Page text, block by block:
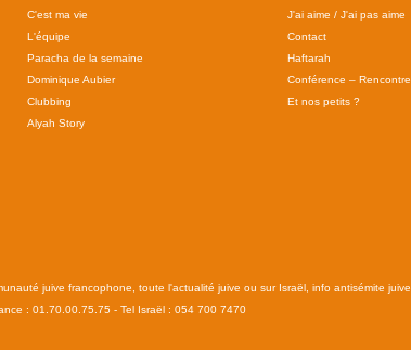
C'est ma vie
J'ai aime / J'ai pas aime
L'équipe
Contact
Paracha de la semaine
Haftarah
Dominique Aubier
Conférence – Rencontre
Clubbing
Et nos petits ?
Alyah Story
juive francophone, toute l'actualité juive ou sur Israël, info antisémite juive
: 01.70.00.75.75 - Tel Israël : 054 700 7470